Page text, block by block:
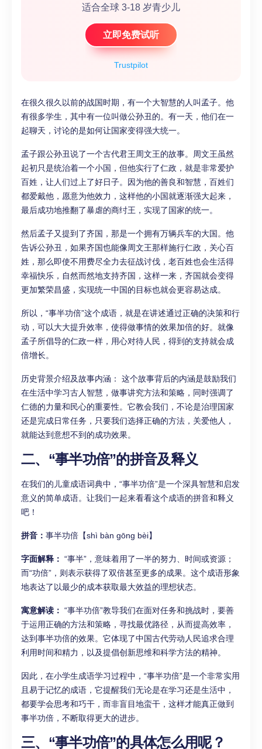
Trustpilot
适合全球 3-18 岁青少儿
立即免费试听
在很久很久以前的战国时期，有一个大智慧的人叫孟子。他
有很多学生，其中有一位叫做公孙丑的。有一天，他们在一
起聊天，讨论的是如何让国家变得强大统一。
孟子跟公孙丑说了一个古代君王周文王的故事。周文王虽然
起初只是统治着一个小国，但他实行了仁政，就是非常爱护
百姓，让人们过上了好日子。因为他的善良和智慧，百姓们
都爱戴他，愿意为他效力，这样他的小国就逐渐强大起来，
最后成功地推翻了暴虐的商纣王，实现了国家的统一。
然后孟子又提到了齐国，那是一个拥有万辆兵车的大国。他
告诉公孙丑，如果齐国也能像周文王那样施行仁政，关心百
姓，那么即使不用费尽全力去征战讨伐，老百姓也会生活得
幸福快乐，自然而然地支持齐国，这样一来，齐国就会变得
更加繁荣昌盛，实现统一中国的目标也就会更容易达成。
所以，“事半功倍”这个成语，就是在讲述通过正确的决策和行
动，可以大大提升效率，使得做事情的效果加倍的好。就像
孟子所倡导的仁政一样，用心对待人民，得到的支持就会成
倍增长。
历史背景介绍及故事内涵： 这个故事背后的内涵是鼓励我们
在生活中学习古人智慧，做事讲究方法和策略，同时强调了
仁德的力量和民心的重要性。它教会我们，不论是治理国家
还是完成日常任务，只要我们选择正确的方法，关爱他人，
就能达到意想不到的成功效果。
二、“事半功倍”的拼音及释义
在我们的儿童成语词典中，“事半功倍”是一个深具智慧和启发
意义的简单成语。让我们一起来看看这个成语的拼音和释义
吧！
拼音： 事半功倍【shì bàn gōng bèi】
字面解释： “事半”，意味着用了一半的努力、时间或资源；
而“功倍”，则表示获得了双倍甚至更多的成果。这个成语形象
地表达了以最少的成本获取最大效益的理想状态。
寓意解读： “事半功倍”教导我们在面对任务和挑战时，要善
于运用正确的方法和策略，寻找最优路径，从而提高效率，
达到事半功倍的效果。它体现了中国古代劳动人民追求合理
利用时间和精力，以及提倡创新思维和科学方法的精神。
因此，在小学生成语学习过程中，“事半功倍”是一个非常实用
且易于记忆的成语，它提醒我们无论是在学习还是生活中，
都要学会思考和巧干，而非盲目地蛮干，这样才能真正做到
事半功倍，不断取得更大的进步。
三、“事半功倍”的具体怎么用呢？